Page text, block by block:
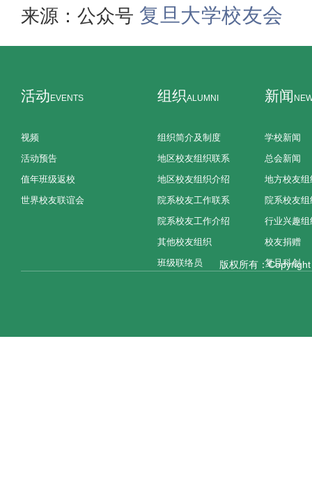
来源：公众号 复旦大学校友会
活动 EVENTS
视频
活动预告
值年班级返校
世界校友联谊会
组织ALUMNI
组织简介及制度
地区校友组织联系
地区校友组织介绍
院系校友工作联系
院系校友工作介绍
其他校友组织
班级联络员
新闻
学校新闻
总会新闻
地方校友组
院系校友组
行业兴趣组
校友捐赠
复旦科创
版权所有：